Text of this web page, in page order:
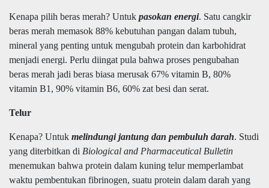
Kenapa pilih beras merah? Untuk pasokan energi. Satu cangkir
beras merah memasok 88% kebutuhan pangan dalam tubuh,
mineral yang penting untuk mengubah protein dan karbohidrat
menjadi energi. Perlu diingat pula bahwa proses pengubahan
beras merah jadi beras biasa merusak 67% vitamin B, 80%
vitamin B1, 90% vitamin B6, 60% zat besi dan serat.
Telur
Kenapa? Untuk melindungi jantung dan pembuluh darah. Studi
yang diterbitkan di Biological and Pharmaceutical Bulletin
menemukan bahwa protein dalam kuning telur memperlambat
waktu pembentukan fibrinogen, suatu protein dalam darah yang